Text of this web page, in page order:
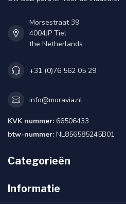
Morsestraat 39
4004JP Tiel
the Netherlands
+31 (0)76 562 05 29
info@moravia.nl
KVK nummer: 66506433
btw-nummer: NL856585245B01
Categorieën
Informatie